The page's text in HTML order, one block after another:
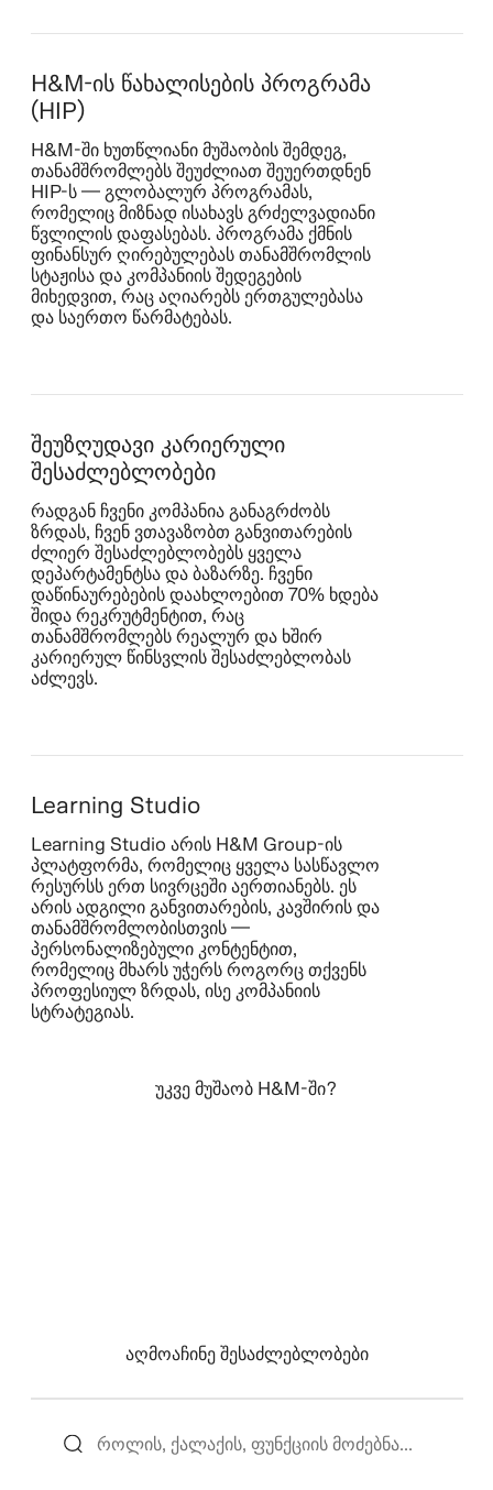
H&M-ის წახალისების პროგრამა
(HIP)
H&M‑ში ხუთწლიანი მუშაობის შემდეგ,
თანამშრომლებს შეუძლიათ შეუერთდნენ
HIP‑ს — გლობალურ პროგრამას,
რომელიც მიზნად ისახავს გრძელვადიანი
წვლილის დაფასებას. პროგრამა ქმნის
ფინანსურ ღირებულებას თანამშრომლის
სტაჟისა და კომპანიის შედეგების
მიხედვით, რაც აღიარებს ერთგულებასა
და საერთო წარმატებას.
შეუზღუდავი კარიერული
შესაძლებლობები
რადგან ჩვენი კომპანია განაგრძობს
ზრდას, ჩვენ ვთავაზობთ განვითარების
ძლიერ შესაძლებლობებს ყველა
დეპარტამენტსა და ბაზარზე. ჩვენი
დაწინაურებების დაახლოებით 70% ხდება
შიდა რეკრუტმენტით, რაც
თანამშრომლებს რეალურ და ხშირ
კარიერულ წინსვლის შესაძლებლობას
აძლევს.
Learning Studio
Learning Studio არის H&M Group‑ის
პლატფორმა, რომელიც ყველა სასწავლო
რესურსს ერთ სივრცეში აერთიანებს. ეს
არის ადგილი განვითარების, კავშირის და
თანამშრომლობისთვის —
პერსონალიზებული კონტენტით,
რომელიც მხარს უჭერს როგორც თქვენს
პროფესიულ ზრდას, ისე კომპანიის
სტრატეგიას.
ᲣᲙᲕᲔ ᲛᲣᲨᲐᲝᲑ H&M-ᲨᲘ?
ᲐᲦᲛᲝᲐᲩᲘᲜᲔ ᲨᲔᲡᲐᲫᲚᲔᲑᲚᲝᲑᲔᲑᲘ